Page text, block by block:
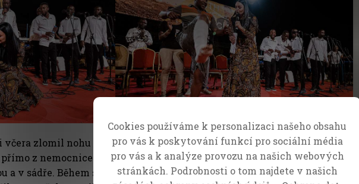
včera zlomil nohu a šel do nemocnice. Na evangelizační plochu
z nemocnice s lékařskou dokumentací v rukou. Nohu měl
a v sádře. Během shromáždění pocítil Boží moc. Otok se mu
Cookies používáme k personalizaci našeho obsahu
pro vás k poskytování funkcí pro sociální média
pro vás a k analýze provozu na našich webových
stránkách. Podrobnosti o tom najdete v našich